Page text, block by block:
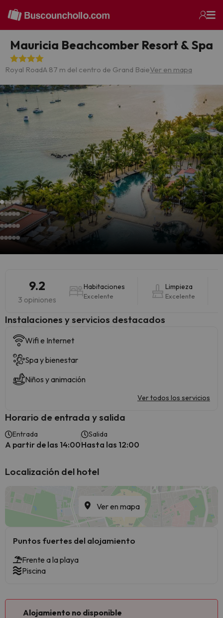
Mauricia Beachcomber Resort & Spa
Royal RoadA 87 m del centro de Grand BaieVer en mapa
9.2
3 opiniones
Habitaciones
Excelente
Limpieza
Excelente
Instalaciones y servicios destacados
Wifi e Internet
Spa y bienestar
Niños y animación
Ver todos los servicios
Horario de entrada y salida
Entrada
A partir de las 14:00
Salida
Hasta las 12:00
Localización del hotel
Ver en mapa
Puntos fuertes del alojamiento
Frente a la playa
Piscina
Alojamiento no disponible